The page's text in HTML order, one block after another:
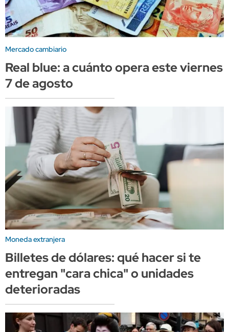
Mercado cambiario
Real blue: a cuánto opera este viernes
7 de agosto
Moneda extranjera
Billetes de dólares: qué hacer si te
entregan "cara chica" o unidades
deterioradas